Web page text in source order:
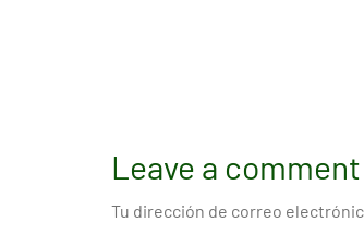
Leave a comment
Tu dirección de correo